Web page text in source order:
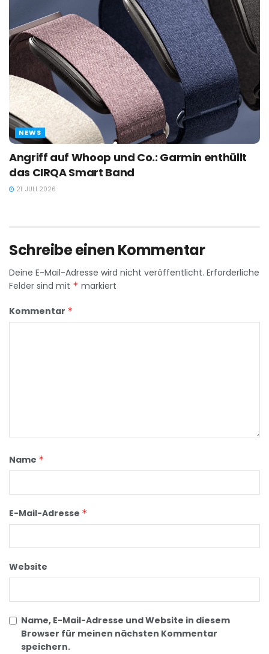
NEWS
Angriff auf Whoop und Co.: Garmin enthüllt
das CIRQA Smart Band
21. JULI 2026
Schreibe einen Kommentar
Deine E-Mail-Adresse wird nicht veröffentlicht. Erforderliche
Felder sind mit * markiert
Kommentar *
Name *
E-Mail-Adresse *
Website
Name, E-Mail-Adresse und Website in diesem
Browser für meinen nächsten Kommentar
speichern.